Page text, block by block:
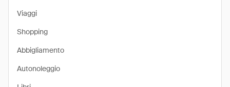
Viaggi
Shopping
Abbigliamento
Autonoleggio